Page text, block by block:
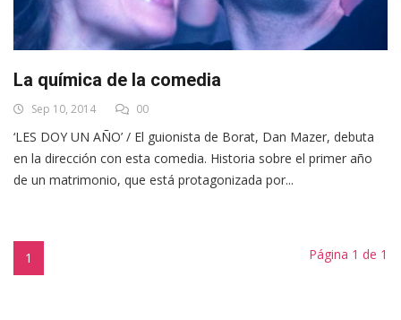
La química de la comedia
Sep 10, 2014 00
‘LES DOY UN AÑO’ / El guionista de Borat, Dan Mazer, debuta
en la dirección con esta comedia. Historia sobre el primer año
de un matrimonio, que está protagonizada por...
1 Página 1 de 1